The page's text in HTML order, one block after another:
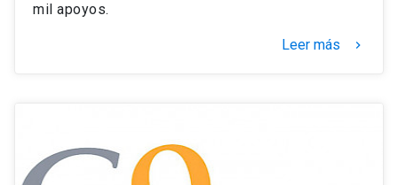
mil apoyos.
Leer más keyboard_arrow_right